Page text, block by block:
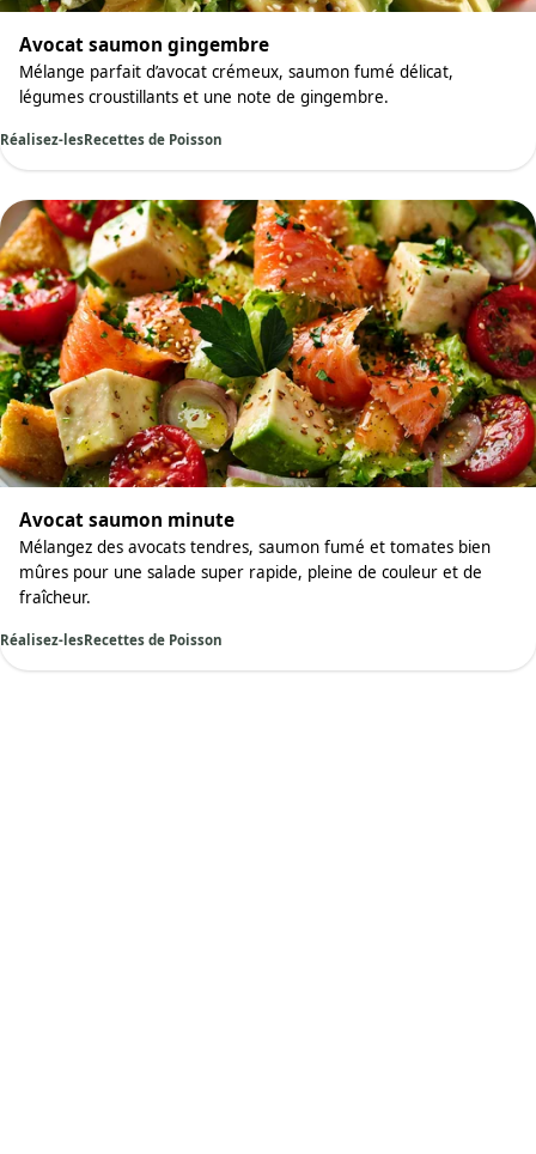
Avocat saumon gingembre
Mélange parfait d’avocat crémeux, saumon fumé délicat,
légumes croustillants et une note de gingembre.
Réalisez-lesRecettes de Poisson
Avocat saumon minute
Mélangez des avocats tendres, saumon fumé et tomates bien
mûres pour une salade super rapide, pleine de couleur et de
fraîcheur.
Réalisez-lesRecettes de Poisson